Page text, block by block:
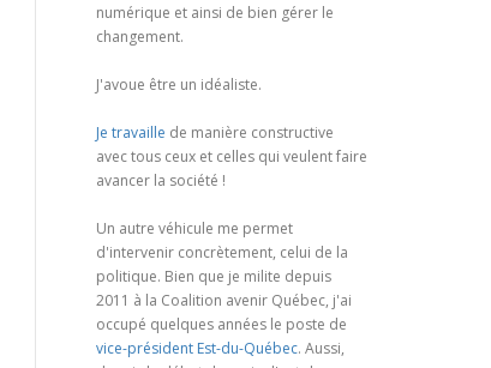
numérique et ainsi de bien gérer le
changement.
J'avoue être un idéaliste.
Je travaille de manière constructive
avec tous ceux et celles qui veulent faire
avancer la société !
Un autre véhicule me permet
d'intervenir concrètement, celui de la
politique. Bien que je milite depuis
2011 à la Coalition avenir Québec, j'ai
occupé quelques années le poste de
vice-président Est-du-Québec. Aussi,